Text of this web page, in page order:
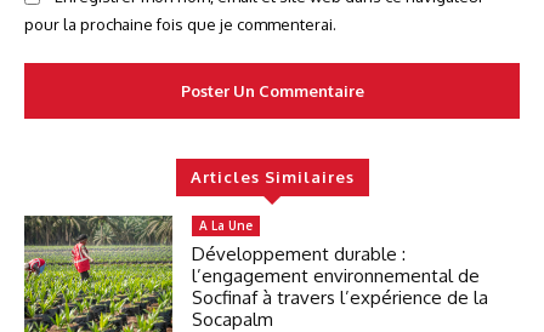
pour la prochaine fois que je commenterai.
Articles Similaires
A La Une
Développement durable :
l’engagement environnemental de
Socfinaf à travers l’expérience de la
Socapalm